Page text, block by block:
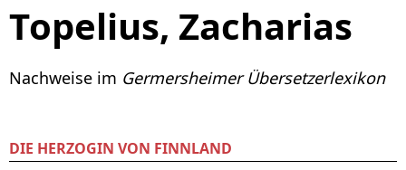
Topelius, Zacharias
Nachweise im Germersheimer Übersetzerlexikon
DIE HERZOGIN VON FINNLAND